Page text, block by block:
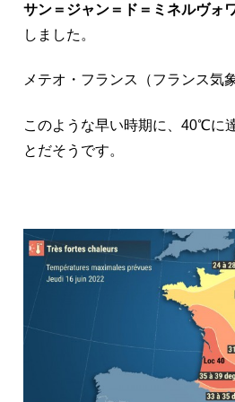
サン＝ジャン＝ド＝ミネルヴォ
しました。
メテオ・フランス（フランス気
このような早い時期に、40℃に
とだそうです。